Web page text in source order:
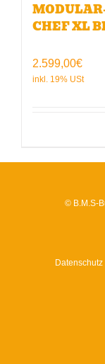
CHEF XL
2.599,00€
© B.M.S-
Datenschutz